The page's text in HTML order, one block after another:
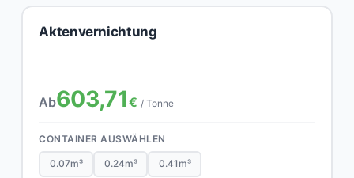
Aktenvernichtung
Ab603,71€ / Tonne
CONTAINER AUSWÄHLEN
0.07m³ 0.24m³ 0.41m³